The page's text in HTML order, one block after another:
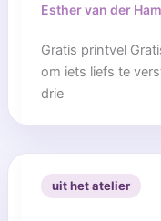
Esther van der Ham
Gratis printvel
om iets liefs te
drie
uit het atelier